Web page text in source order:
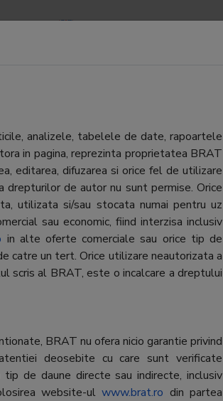
LOGIN
analizele, tabelele de date, rapoartele
in pagina, reprezinta proprietatea BRAT
editarea, difuzarea si orice fel de utilizare
de autor nu sunt permise. Orice
utilizata si/sau stocata numai pentru uz
sau economic, fiind interzisa inclusiv
in alte oferte comerciale sau orice tip de
catre un tert. Orice utilizare neautorizata a
scris al BRAT, este o incalcare a dreptului
BRAT nu ofera nicio garantie privind
deosebite cu care sunt verificate
de daune directe sau indirecte, inclusiv
website-ulwww.brat.ro din partea